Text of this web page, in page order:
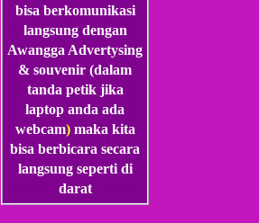
bisa berkomunikasi
langsung dengan
Awangga Advertysing
& souvenir (dalam
tanda petik jika
laptop anda ada
webcam) maka kita
bisa berbicara secara
langsung seperti di
darat